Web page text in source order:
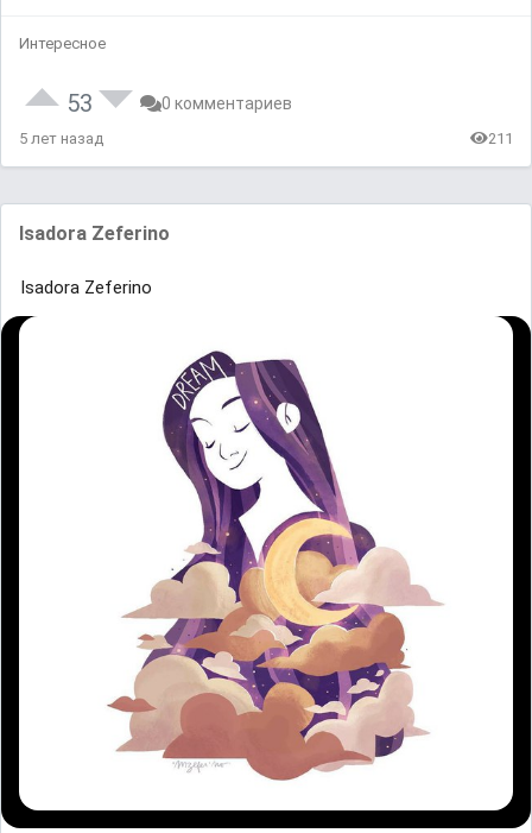
Интересное
53 0 комментариев
5 лет назад 211
Isadora Zeferino
Isadora Zeferino